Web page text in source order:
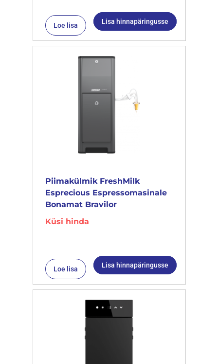
Loe lisa Lisa hinnapäringusse
Piimakülmik FreshMilk
Esprecious Espressomasinale
Bonamat Bravilor
Küsi hinda
Loe lisa Lisa hinnapäringusse